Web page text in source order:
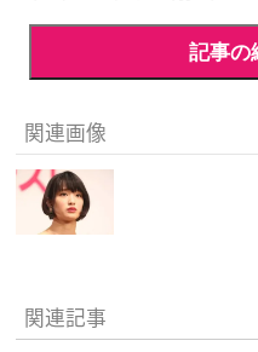
記事の
関連画像
関連記事